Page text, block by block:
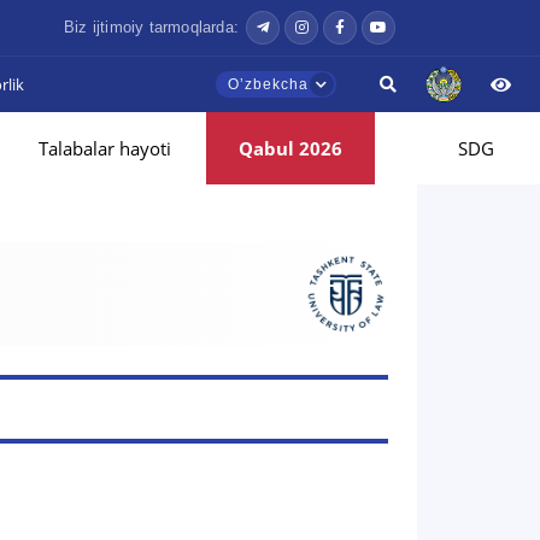
Biz ijtimoiy tarmoqlarda:
Oʼzbekcha
Talabalar hayoti Qabul 2026 SDG